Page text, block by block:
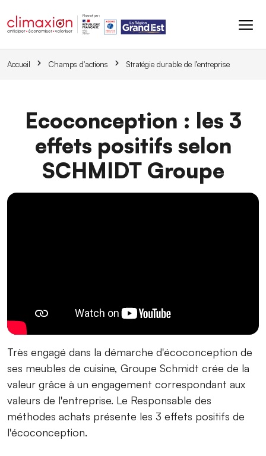
Accueil Champs d'actions Stratégie durable de l’entreprise
Ecoconception : les 3
effets positifs selon
SCHMIDT Groupe
Très engagé dans la démarche d'écoconception de
ses meubles de cuisine, ⁨Groupe Schmidt crée de la
valeur grâce à un engagement correspondant aux
valeurs de l'entreprise. Le Responsable des
méthodes achats présente les 3 effets positifs de
l'écoconception.